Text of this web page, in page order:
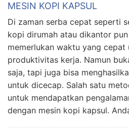
MESIN KOPI KAPSUL
Di zaman serba cepat seperti
kopi dirumah atau dikantor
memerlukan waktu yang
produktivitas kerja. Namun
saja, tapi juga bisa
untuk dicecap. Salah satu
untuk mendapatkan
dengan mesin kopi kapsul.